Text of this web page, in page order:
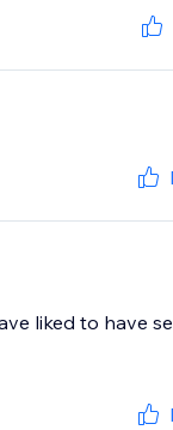
liked to have